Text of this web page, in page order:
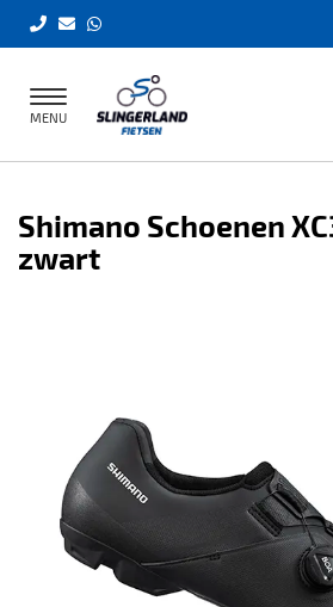
Toggle
navigation
MENU
Shimano Schoenen
zwart